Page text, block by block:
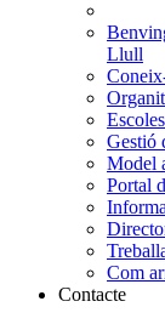
Llull
Gestió
Model
Portal
Com
Contacte